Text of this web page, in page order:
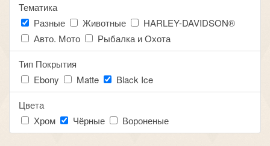
Тематика
Разные
Животные
HARLEY-DAVIDSON®
Авто. Мото
Рыбалка и Охота
Тип Покрытия
Ebony
Matte
Black Ice
Цвета
Хром
Чёрные Вороненые